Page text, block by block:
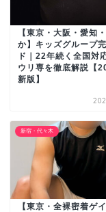
【東京・大阪・愛知
か】キッズグループ
ド｜22年続く全国対
ウリ専を徹底解説【
新版】
新宿・代々木
【東京・全裸密着ゲ